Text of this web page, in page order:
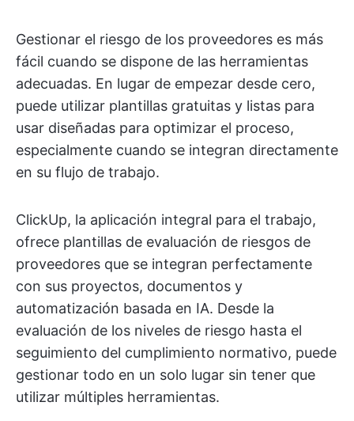
Gestionar el riesgo de los proveedores es más
fácil cuando se dispone de las herramientas
adecuadas. En lugar de empezar desde cero,
puede utilizar plantillas gratuitas y listas para
usar diseñadas para optimizar el proceso,
especialmente cuando se integran directamente
en su flujo de trabajo.
ClickUp, la aplicación integral para el trabajo,
ofrece plantillas de evaluación de riesgos de
proveedores que se integran perfectamente
con sus proyectos, documentos y
automatización basada en IA. Desde la
evaluación de los niveles de riesgo hasta el
seguimiento del cumplimiento normativo, puede
gestionar todo en un solo lugar sin tener que
utilizar múltiples herramientas.